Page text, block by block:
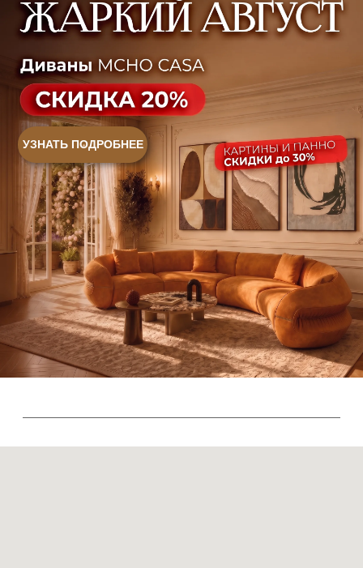
Панели
Контакты
Монтаж
Оплата и доставка
Ковры
© 2026 Sky Living
Политика конфиденциальности
+7 (958) 202-41-41
+7 (499) 916-60-66
+7 (932) 021-99-97
+7 (499) 916-60-10,
Политика возврата товаров
Sales@skyliving.ru
Ежедневно, с 10:00 до 21:00
Telegram и YouTube ограничены на территории РФ
(на основании ФЗ-149 "Об информации")